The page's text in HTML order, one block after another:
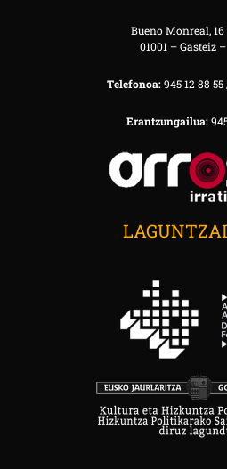
Bueno Monreal, 16
01001 – Gasteiz
Telefonoa:945 12 88 55
Erantzungailua: